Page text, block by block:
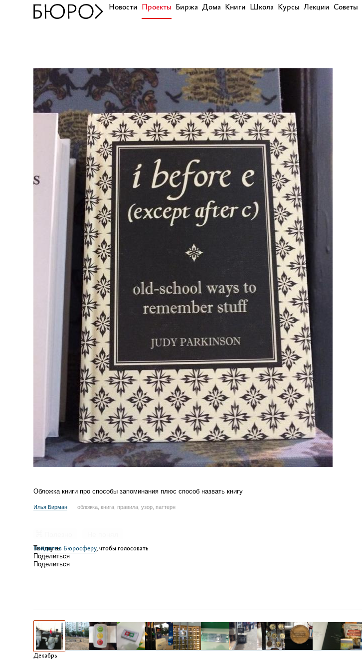
Новости Проекты Биржа Дома Книги Школа Курсы Лекции Советы
Обложка книги про способы запоминания плюс способ назвать книгу
Илья Бирман обложка, книга, правила, узор, паттерн
Войдите в Бюросферу, чтобы голосовать
Твитнуть
Поделиться
Поделиться
Декабрь